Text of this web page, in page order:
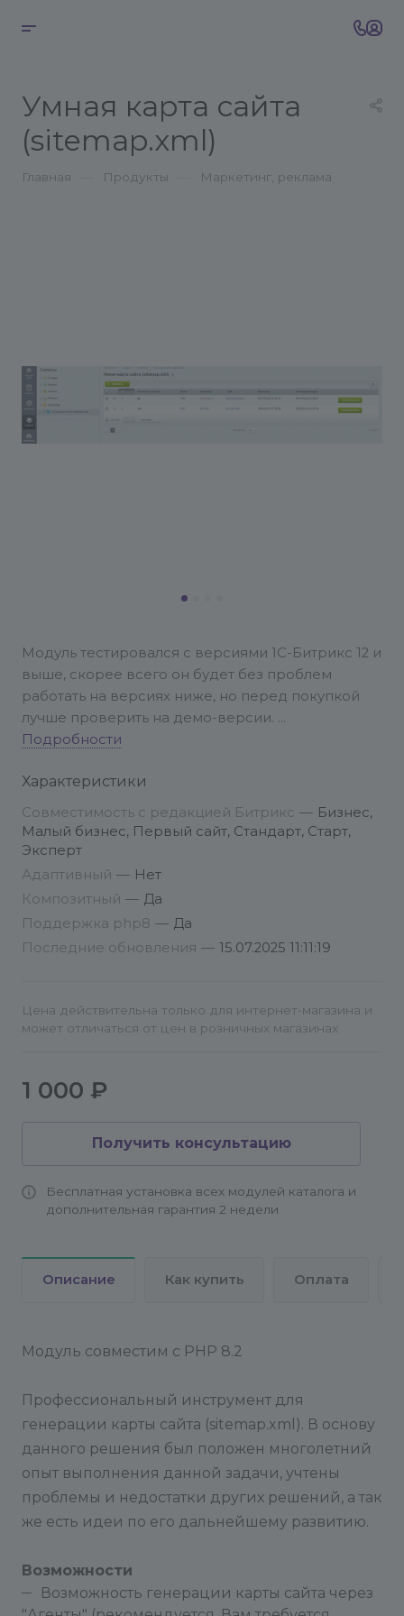
Умная карта сайта
(sitemap.xml)
Главная Продукты Маркетинг, реклама
Модуль тестировался с версиями 1С-Битрикс 12 и
выше, скорее всего он будет без проблем
работать на версиях ниже, но перед покупкой
лучше проверить на демо-версии.
категорию "Сервисы" -> "SolverWeb" -> "Умная
карта сайта (sitemap.xml)", выбрать необходимые
инфоблоки, статичные страницы и задать им
параметры для выгрузки.
Инструкция по установке и настройке.
Мы можем сделать все за Вас.
Подробности
Характеристики
Совместимость с редакцией Битрикс — Бизнес,
Малый бизнес, Первый сайт, Стандарт, Старт,
Эксперт
Адаптивный — Нет
Композитный — Да
Поддержка php8 — Да
Последние обновления — 15.07.2025 11:11:19
Цена действительна только для интернет-магазина и
может отличаться от цен в розничных магазинах
1 000 ₽
Получить консультацию
Бесплатная установка всех модулей каталога и
дополнительная гарантия 2 недели
Описание Как купить Оплата
Модуль совместим с PHP 8.2
Профессиональный инструмент для
генерации карты сайта (sitemap.xml). В основу
данного решения был положен многолетний
опыт выполнения данной задачи, учтены
проблемы и недостатки других решений, а так
же есть идеи по его дальнейшему развитию.
Возможности
Возможность генерации карты сайта через